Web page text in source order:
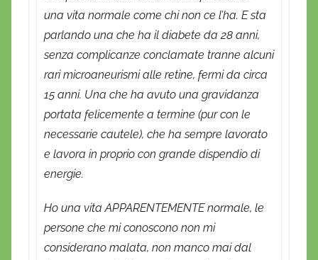
una vita normale come chi non ce l’ha. E sta
parlando una che ha il diabete da 28 anni,
senza complicanze conclamate tranne alcuni
rari microaneurismi alle retine, fermi da circa
15 anni. Una che ha avuto una gravidanza
portata felicemente a termine (pur con le
necessarie cautele), che ha sempre lavorato
e lavora in proprio con grande dispendio di
energie.
Ho una vita APPARENTEMENTE normale, le
persone che mi conoscono non mi
considerano malata, non manco mai dal